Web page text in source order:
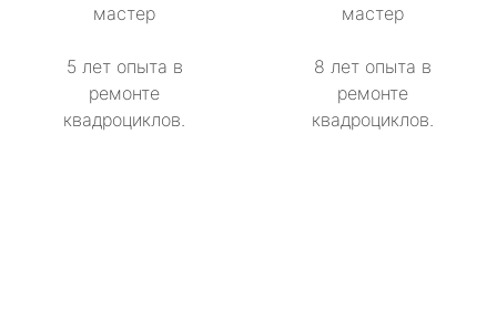
мастер
5 лет опыта в
ремонте
квадроциклов.
мастер
8 лет опыта в
ремонте
квадроциклов.